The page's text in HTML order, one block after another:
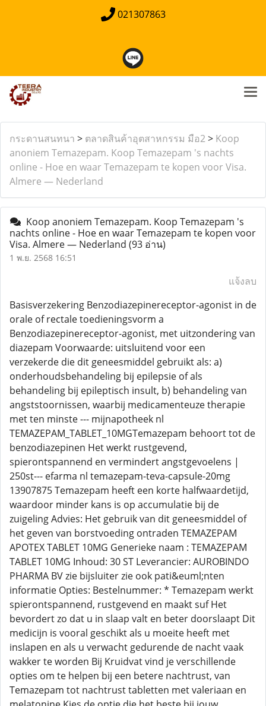
021307863
กระดานสนทนา > ตลาดสินค้าอุตสาหกรรม มือ2> Koop
anoniem Temazepam. Koop Temazepam 's nachts
online - Hoe en waar Temazepam te kopen voor Visa.
Almere — Nederland
Koop anoniem Temazepam. Koop Temazepam 's
nachts online - Hoe en waar Temazepam te kopen voor
Visa. Almere — Nederland (93 อ่าน)
1 พ.ย. 2568 16:51
แจ้งลบ
Basisverzekering Benzodiazepinereceptor-agonist in de
orale of rectale toedieningsvorm a
Benzodiazepinereceptor-agonist, met uitzondering van
diazepam Voorwaarde: uitsluitend voor een
verzekerde die dit geneesmiddel gebruikt als: a)
onderhoudsbehandeling bij epilepsie of als
behandeling bij epileptisch insult, b) behandeling van
angststoornissen, waarbij medicamenteuze therapie
met ten minste --- mijnapotheek nl
TEMAZEPAM_TABLET_10MGTemazepam behoort tot de
benzodiazepinen Het werkt rustgevend,
spierontspannend en vermindert angstgevoelens |
250st--- efarma nl temazepam-teva-capsule-20mg
13907875 Temazepam heeft een korte halfwaardetijd,
waardoor minder kans is op accumulatie bij de
zuigeling Advies: Het gebruik van dit geneesmiddel of
het geven van borstvoeding ontraden TEMAZEPAM
APOTEX TABLET 10MG Generieke naam : TEMAZEPAM
TABLET 10MG Inhoud: 30 ST Leverancier: AUROBINDO
PHARMA BV zie bijsluiter zie ook pati&euml;nten
informatie Opties: Bestelnummer: * Temazepam werkt
spierontspannend, rustgevend en maakt suf Het
bevordert zo dat u in slaap valt en beter doorslaapt Dit
medicijn is vooral geschikt als u moeite heeft met
inslapen en als u verwacht gedurende de nacht vaak
wakker te worden Bij Kruidvat vind je verschillende
opties om te helpen bij een betere nachtrust, van
Temazepam tot nachtrust tabletten met valeriaan en